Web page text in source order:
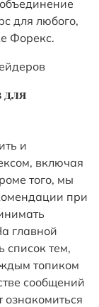
для любого‚
Форекс.
и
включая
того, мы
при
главной
список тем,
топиком
сообщений
ознакомиться